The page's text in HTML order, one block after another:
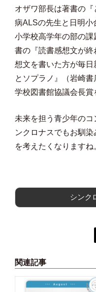
オザワ部長は著書の
病ALSの先生と日明小
小学校高学年の部の
書の『読書感想文が
想文を書いた方が毎
とソプラノ』（岩崎
学校図書館協議会長賞
未来を担う青少年の
ンクロナスでもお馴
を考えたくなりますね
シンク
関連記事